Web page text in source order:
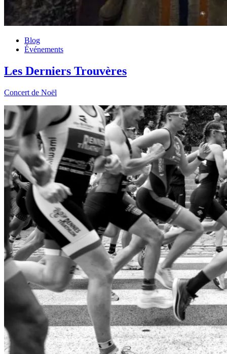
Blog
Événements
Les Derniers Trouvères
Concert de Noël